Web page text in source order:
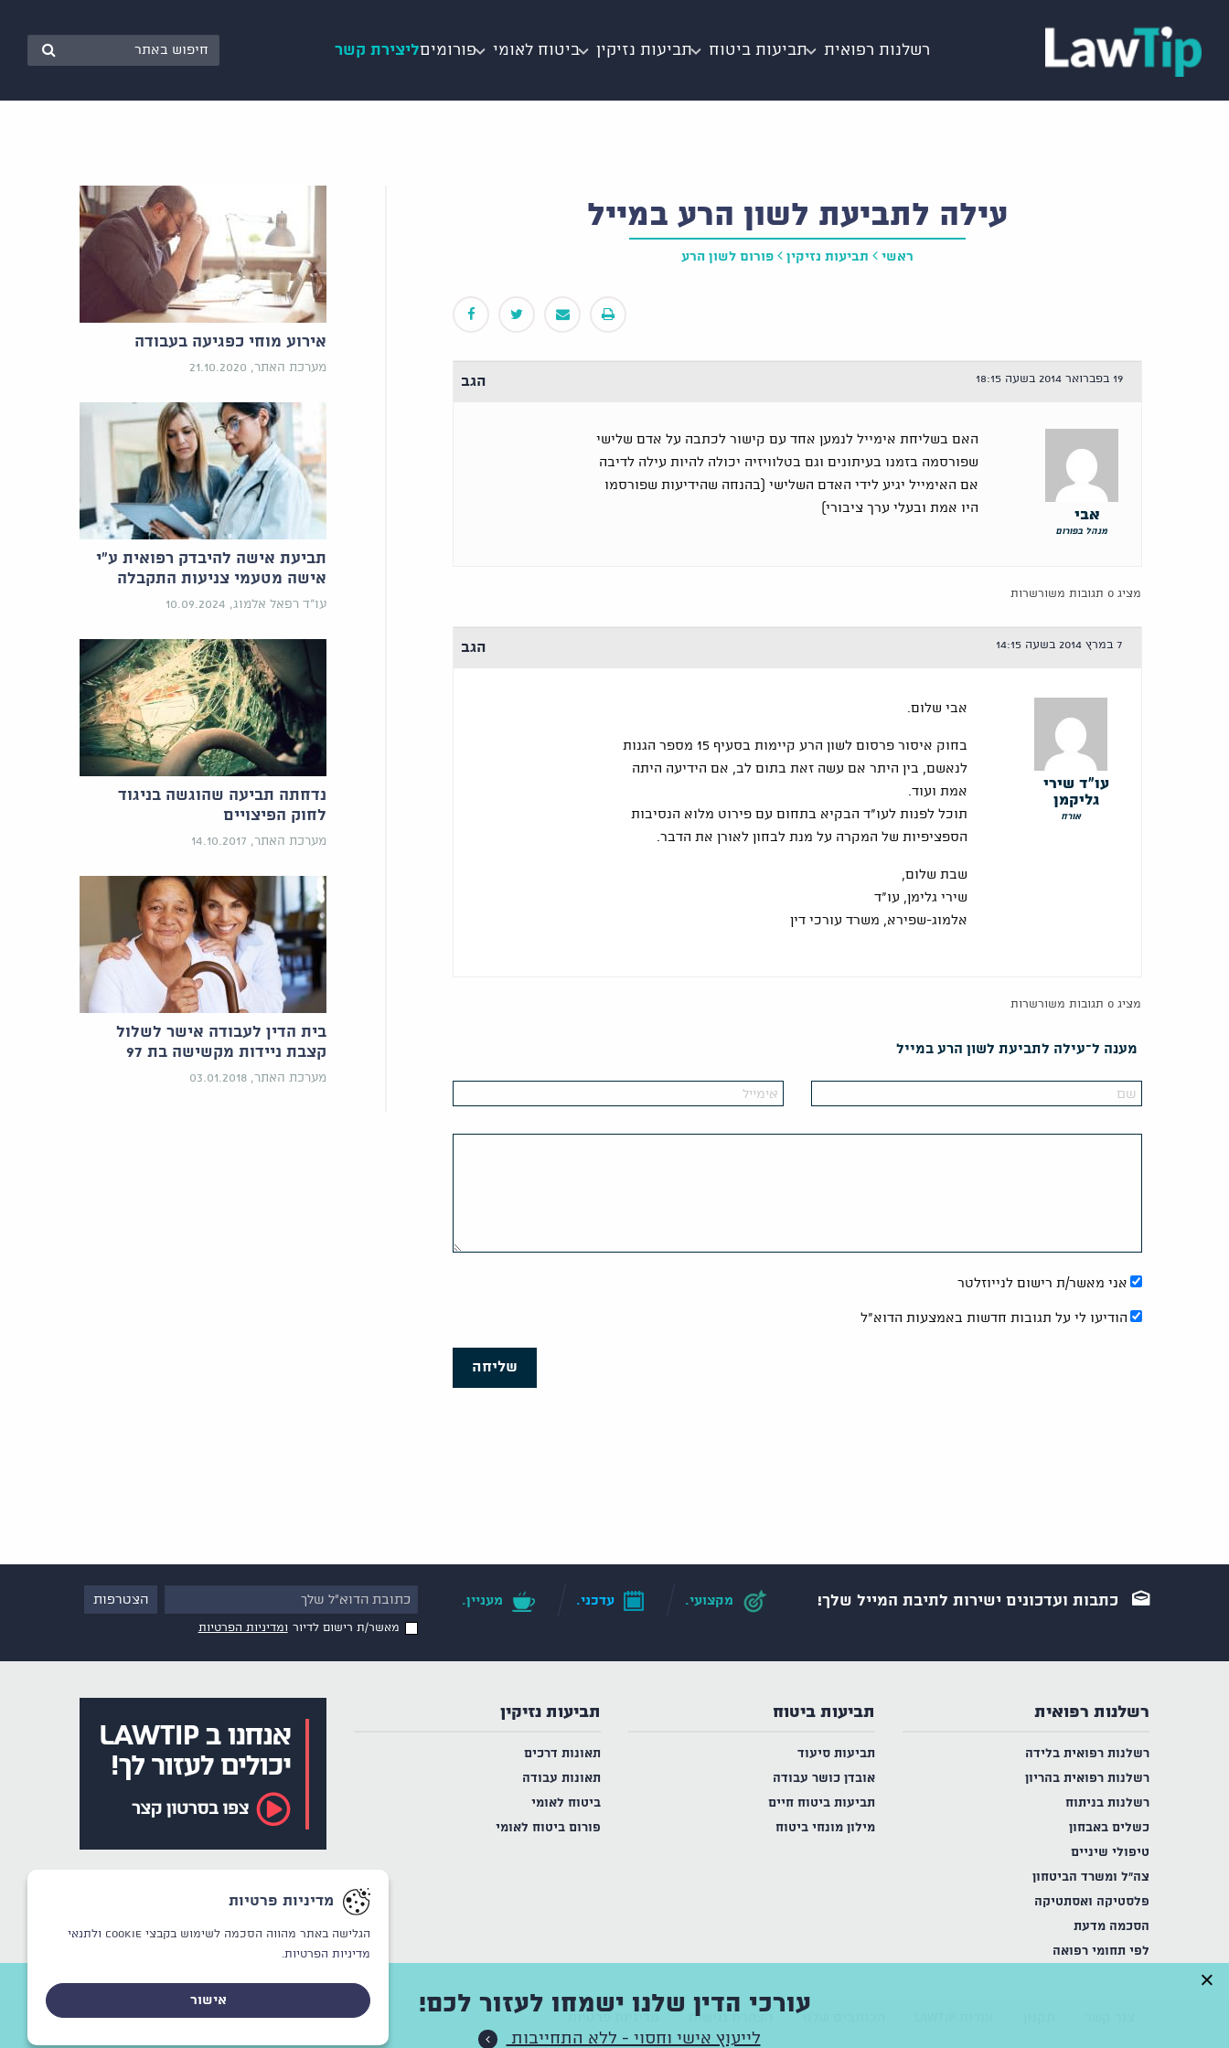
רשלנות רפואית תביעות ביטוח תביעות נזיקין ביטוח לאומי פורומיםליצירת קשר
עילה לתביעת לשון הרע במייל
ראשי תביעות נזיקין פורום לשון הרע
19 בפברואר 2014 בשעה 18:15 הגב
אבי
מנהל בפורום
האם בשליחת אימייל לנמען אחד עם קישור לכתבה על אדם שלישי
שפורסמה בזמנו בעיתונים וגם בטלוויזיה יכולה להיות עילה לדיבה
אם האימייל יגיע לידי האדם השלישי (בהנחה שהידיעות שפורסמו
היו אמת ובעלי ערך ציבורי)
מציג 0 תגובות משורשרות
7 במרץ 2014 בשעה 14:15 הגב
עו"ד שירי
גליקמן
אורח
אבי שלום.
בחוק איסור פרסום לשון הרע קיימות בסעיף 15 מספר הגנות
לנאשם, בין היתר אם עשה זאת בתום לב, אם הידיעה היתה
אמת ועוד.
תוכל לפנות לעו"ד הבקיא בתחום עם פירוט מלוא הנסיבות
הספציפיות של המקרה על מנת לבחון לאורן את הדבר.
שבת שלום,
שירי גלימן, עו"ד
אלמוג-שפירא, משרד עורכי דין
מציג 0 תגובות משורשרות
מענה ל־עילה לתביעת לשון הרע במייל
אני מאשר/ת רישום לנייוזלטר
הודיעו לי על תגובות חדשות באמצעות הדוא"ל
שליחה
אירוע מוחי כפגיעה בעבודה
מערכת האתר, 21.10.2020
תביעת אישה להיבדק רפואית ע"י
אישה מטעמי צניעות התקבלה
עו"ד רפאל אלמוג, 10.09.2024
נדחתה תביעה שהוגשה בניגוד
לחוק הפיצויים
מערכת האתר, 14.10.2017
בית הדין לעבודה אישר לשלול
קצבת ניידות מקשישה בת 97
מערכת האתר, 03.01.2018
כתבות ועדכונים ישירות לתיבת המייל שלך! מקצועי. עדכני. מעניין.
מאשר/ת רישום לדיור ומדיניות הפרטיות
רשלנות רפואית
רשלנות רפואית בלידה
רשלנות רפואית בהריון
רשלנות בניתוח
כשלים באבחון
טיפולי שיניים
צה"ל ומשרד הביטחון
פלסטיקה ואסתטיקה
הסכמה מדעת
לפי תחומי רפואה
תביעות ביטוח
תביעות סיעוד
אובדן כושר עבודה
תביעות ביטוח חיים
מילון מונחי ביטוח
תביעות נזיקין
תאונות דרכים
תאונות עבודה
ביטוח לאומי
פורום ביטוח לאומי
הצהרת נגישות
עורכי הדין שלנו ישמחו לעזור לכם!
לייעוץ אישי וחסוי - ללא התחייבות
×
מדיניות פרטיות
הגלישה באתר מהווה הסכמה לשימוש בקבצי Cookie
ולתנאי
מדיניות הפרטיות.
אישור